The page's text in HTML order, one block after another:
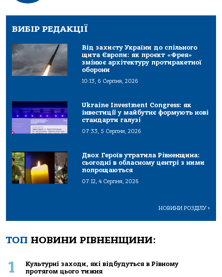
ВИБІР РЕДАКЦІЇ
Від захисту України до спільного
щита Європи: як проєкт «Фрея»
змінює архітектуру протиракетної
оборони
10:13, 6 Серпня, 2026
Ukraine Investment Congress: як
інвестиції у майбутнє формують нові
стандарти галузі
07:33, 5 Серпня, 2026
Двох Героїв утратила Рівненщина:
сьогодні в обласному центрі з ними
попрощаються
07:12, 4 Серпня, 2026
НОВИНИ РОЗДІЛУ>
ТОП НОВИНИ РІВНЕНЩИНИ:
1
Культурні заходи, які відбудуться в Рівному
протягом цього тижня